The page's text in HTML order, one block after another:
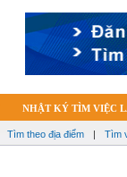
NHẬT KÝ TÌM VIỆC
Tìm theo địa điểm | Tìm